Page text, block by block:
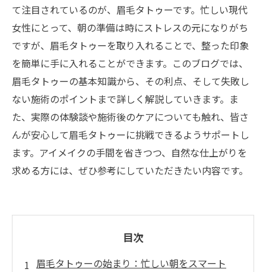
て注目されているのが、眉毛タトゥーです。忙しい現代
女性にとって、朝の準備は時にストレスの元になりがち
ですが、眉毛タトゥーを取り入れることで、整った印象
を簡単に手に入れることができます。このブログでは、
眉毛タトゥーの基本知識から、その利点、そして失敗し
ない施術のポイントまで詳しく解説していきます。ま
た、実際の体験談や施術後のケアについても触れ、皆さ
んが安心して眉毛タトゥーに挑戦できるようサポートし
ます。アイメイクの手間を省きつつ、自然な仕上がりを
求める方には、ぜひ参考にしていただきたい内容です。
目次
眉毛タトゥーの始まり：忙しい朝をスマート